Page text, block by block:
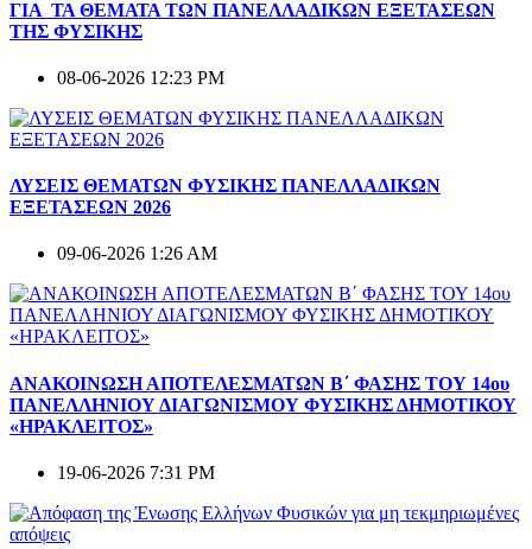
ΓΙΑ ΤΑ ΘΕΜΑΤΑ ΤΩΝ ΠΑΝΕΛΛΑΔΙΚΩΝ ΕΞΕΤΑΣΕΩΝ
ΤΗΣ ΦΥΣΙΚΗΣ
08-06-2026 12:23 PM
ΛΥΣΕΙΣ ΘΕΜΑΤΩΝ ΦΥΣΙΚΗΣ ΠΑΝΕΛΛΑΔΙΚΩΝ
ΕΞΕΤΑΣΕΩΝ 2026
09-06-2026 1:26 AM
ΑΝΑΚΟΙΝΩΣΗ ΑΠΟΤΕΛΕΣΜΑΤΩΝ Β΄ ΦΑΣΗΣ ΤΟΥ 14ου
ΠΑΝΕΛΛΗΝΙΟΥ ΔΙΑΓΩΝΙΣΜΟΥ ΦΥΣΙΚΗΣ ΔΗΜΟΤΙΚΟΥ
«ΗΡΑΚΛΕΙΤΟΣ»
19-06-2026 7:31 PM